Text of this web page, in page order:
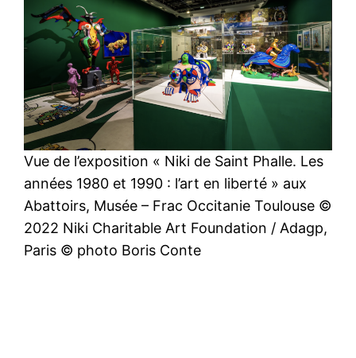
Vue de l’exposition « Niki de Saint Phalle. Les
années 1980 et 1990 : l’art en liberté » aux
Abattoirs, Musée – Frac Occitanie Toulouse ©
2022 Niki Charitable Art Foundation / Adagp,
Paris © photo Boris Conte